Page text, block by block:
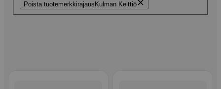
Poista tuotemerkkirajaus Kulman Keittiö